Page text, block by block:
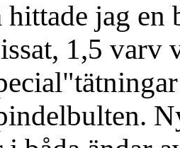
hittade jag
1,5 varv